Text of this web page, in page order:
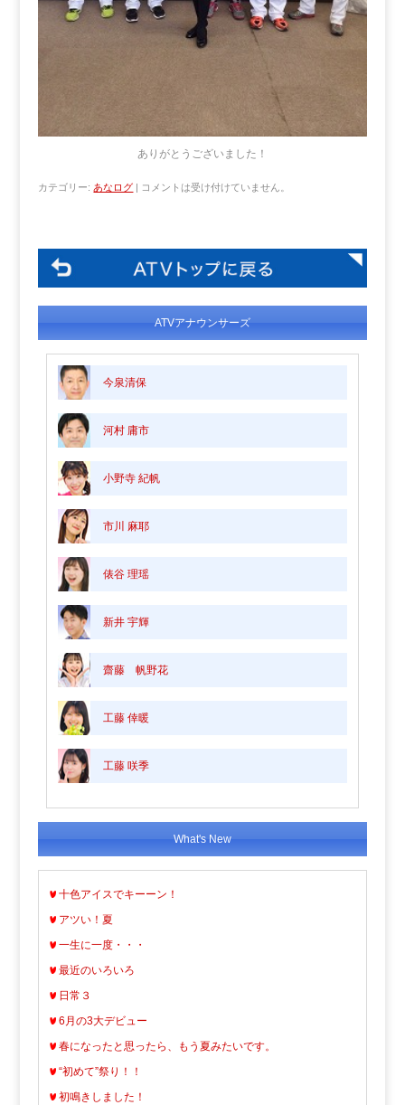
ありがとうございました！
カテゴリー: あなログ | コメントは受け付けていません。
ATVアナウンサーズ
今泉清保
河村 庸市
小野寺 紀帆
市川 麻耶
俵谷 理瑶
新井 宇輝
齋藤 帆野花
工藤 倖暖
工藤 咲季
What's New
十色アイスでキーーン！
アツい！夏
一生に一度・・・
最近のいろいろ
日常３
6月の3大デビュー
春になったと思ったら、もう夏みたいです。
“初めて”祭り！！
初鳴きしました！